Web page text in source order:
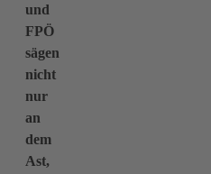
und
FPÖ
sägen
nicht
nur
an
dem
Ast,